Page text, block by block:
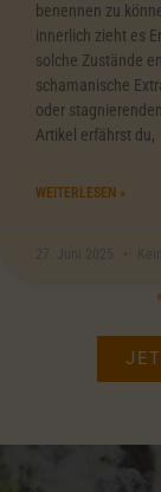
benennen zu
innerlich zieht es
solche Zustände
schamanische
oder
Artikel erfährst du,
WEITERLESEN »
27. Juni 2025